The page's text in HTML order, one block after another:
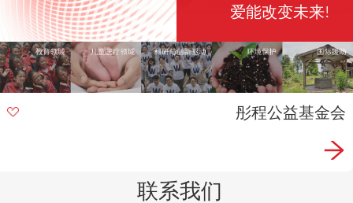
爱能改变未来!
彤程公益基金会
联系我们